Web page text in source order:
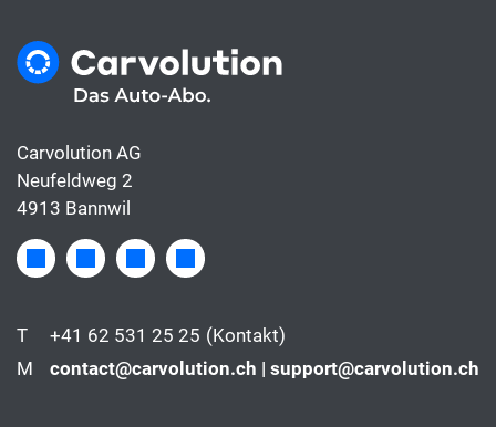
Carvolution AG
Neufeldweg 2
4913 Bannwil
T +41 62 531 25 25 (Kontakt)
M
contact@carvolution.ch | support@carvolution.ch